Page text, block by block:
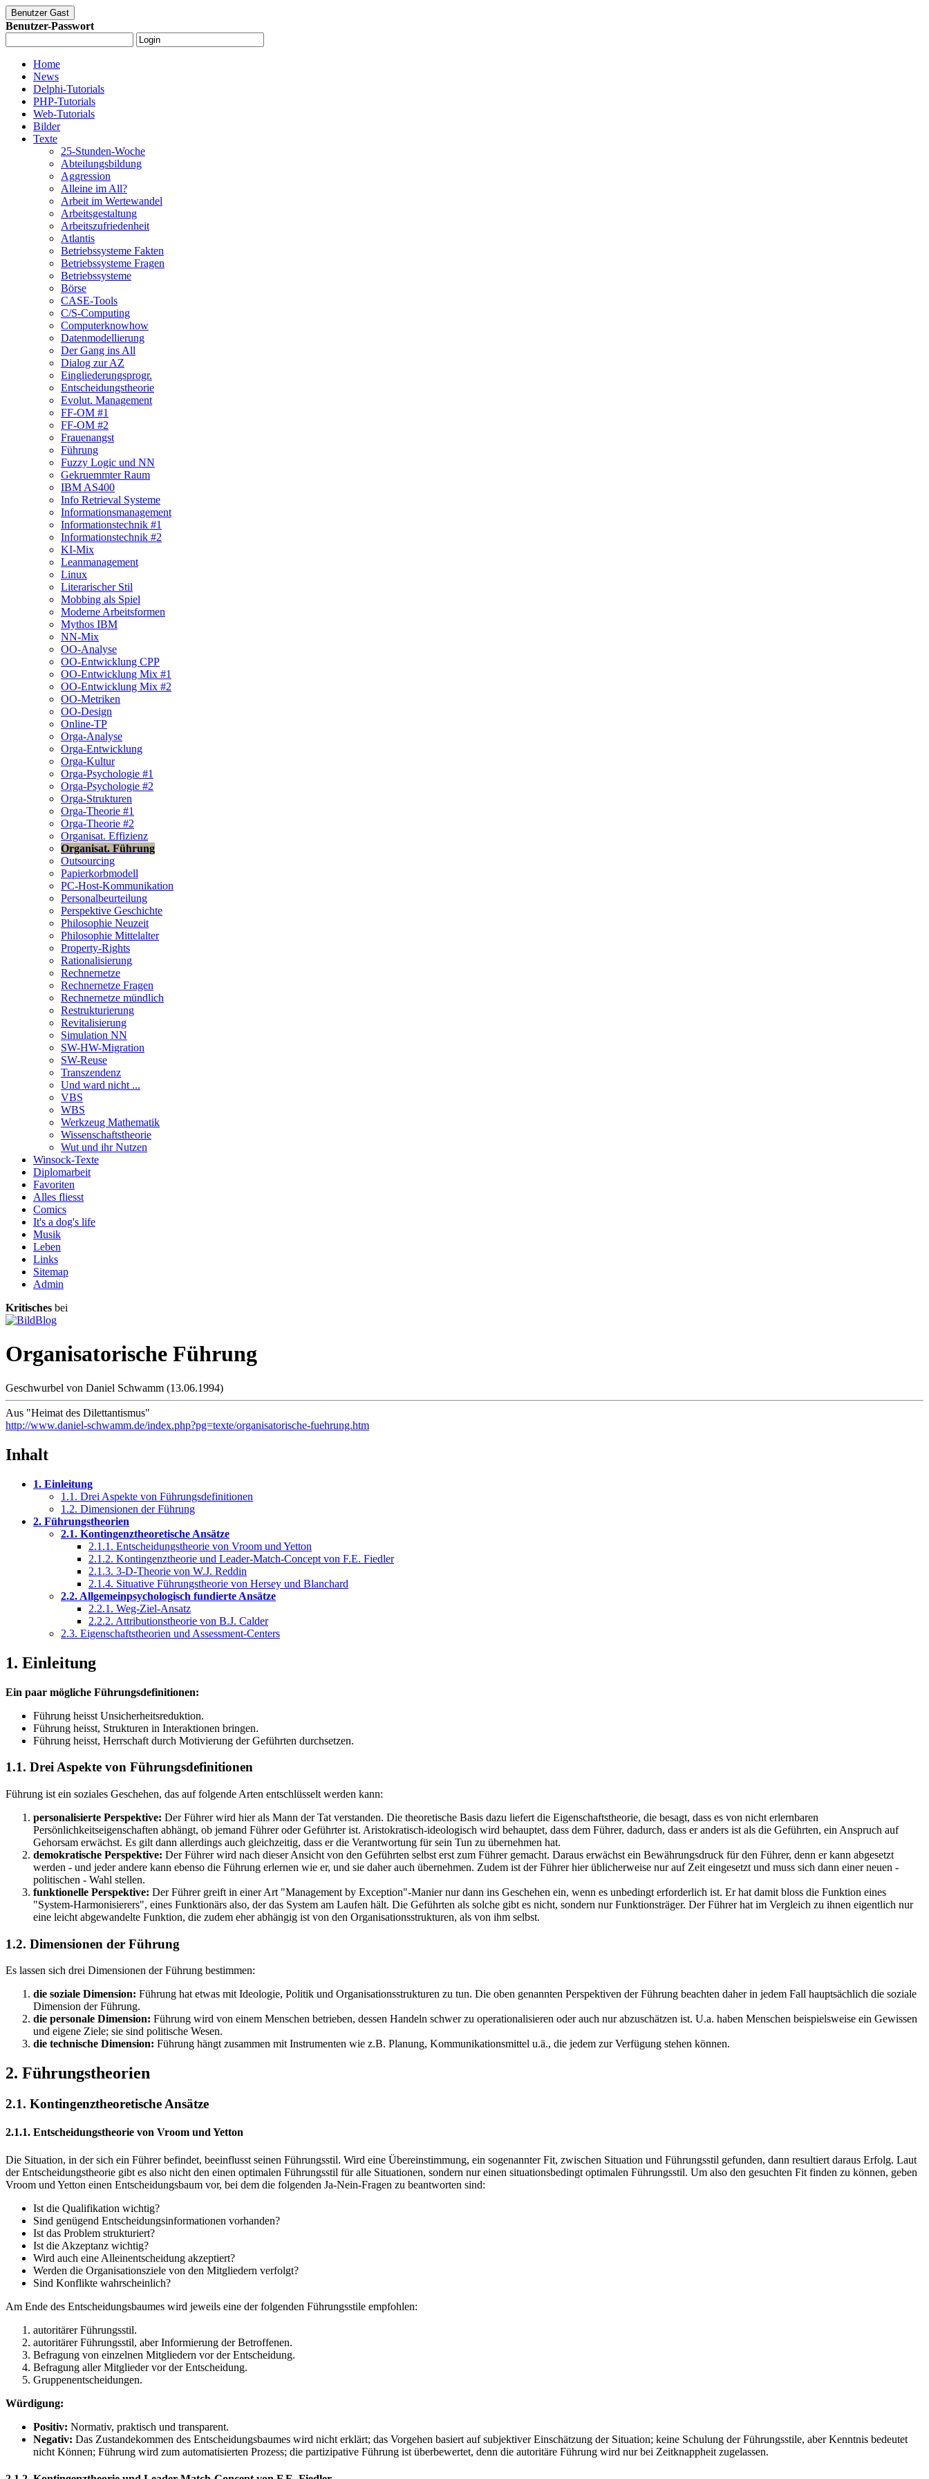
Benutzer-Passwort
Home
News
Delphi-Tutorials
PHP-Tutorials
Web-Tutorials
Bilder
Texte
25-Stunden-Woche
Abteilungsbildung
Aggression
Alleine im All?
Arbeit im Wertewandel
Arbeitsgestaltung
Arbeitszufriedenheit
Atlantis
Betriebssysteme Fakten
Betriebssysteme Fragen
Betriebssysteme
Börse
CASE-Tools
C/S-Computing
Computerknowhow
Datenmodellierung
Der Gang ins All
Dialog zur AZ
Eingliederungsprogr.
Entscheidungstheorie
Evolut. Management
FF-OM #1
FF-OM #2
Frauenangst
Führung
Fuzzy Logic und NN
Gekruemmter Raum
IBM AS400
Info Retrieval Systeme
Informationsmanagement
Informationstechnik #1
Informationstechnik #2
KI-Mix
Leanmanagement
Linux
Literarischer Stil
Mobbing als Spiel
Moderne Arbeitsformen
Mythos IBM
NN-Mix
OO-Analyse
OO-Entwicklung CPP
OO-Entwicklung Mix #1
OO-Entwicklung Mix #2
OO-Metriken
OO-Design
Online-TP
Orga-Analyse
Orga-Entwicklung
Orga-Kultur
Orga-Psychologie #1
Orga-Psychologie #2
Orga-Strukturen
Orga-Theorie #1
Orga-Theorie #2
Organisat. Effizienz
Organisat. Führung
Outsourcing
Papierkorbmodell
PC-Host-Kommunikation
Personalbeurteilung
Perspektive Geschichte
Philosophie Neuzeit
Philosophie Mittelalter
Property-Rights
Rationalisierung
Rechnernetze
Rechnernetze Fragen
Rechnernetze mündlich
Restrukturierung
Revitalisierung
Simulation NN
SW-HW-Migration
SW-Reuse
Transzendenz
Und ward nicht ...
VBS
WBS
Werkzeug Mathematik
Wissenschaftstheorie
Wut und ihr Nutzen
Winsock-Texte
Diplomarbeit
Favoriten
Alles fliesst
Comics
It's a dog's life
Musik
Leben
Links
Sitemap
Admin
Kritisches bei
Organisatorische Führung
Geschwurbel von Daniel Schwamm (13.06.1994)
Aus "Heimat des Dilettantismus"
http://www.daniel-schwamm.de/index.php?pg=texte/organisatorische-fuehrung.htm
Inhalt
1. Einleitung
1.1. Drei Aspekte von Führungsdefinitionen
1.2. Dimensionen der Führung
2. Führungstheorien
2.1. Kontingenztheoretische Ansätze
2.1.1. Entscheidungstheorie von Vroom und Yetton
2.1.2. Kontingenztheorie und Leader-Match-Concept von F.E. Fiedler
2.1.3. 3-D-Theorie von W.J. Reddin
2.1.4. Situative Führungstheorie von Hersey und Blanchard
2.2. Allgemeinpsychologisch fundierte Ansätze
2.2.1. Weg-Ziel-Ansatz
2.2.2. Attributionstheorie von B.J. Calder
2.3. Eigenschaftstheorien und Assessment-Centers
1. Einleitung
Ein paar mögliche Führungsdefinitionen:
Führung heisst Unsicherheitsreduktion.
Führung heisst, Strukturen in Interaktionen bringen.
Führung heisst, Herrschaft durch Motivierung der Geführten durchsetzen.
1.1. Drei Aspekte von Führungsdefinitionen
Führung ist ein soziales Geschehen, das auf folgende Arten entschlüsselt werden kann:
personalisierte Perspektive: Der Führer wird hier als Mann der Tat verstanden. Die theoretische Basis dazu liefert die Eigenschaftstheorie, die besagt, dass es von nicht erlernbaren
Persönlichkeitseigenschaften abhängt, ob jemand Führer oder Geführter ist. Aristokratisch-ideologisch wird behauptet, dass dem Führer, dadurch, dass er anders ist als die Geführten, ein Anspruch auf
Gehorsam erwächst. Es gilt dann allerdings auch gleichzeitig, dass er die Verantwortung für sein Tun zu übernehmen hat.
demokratische Perspektive: Der Führer wird nach dieser Ansicht von den Geführten selbst erst zum Führer gemacht. Daraus erwächst ein Bewährungsdruck für den Führer, denn er kann abgesetzt
werden - und jeder andere kann ebenso die Führung erlernen wie er, und sie daher auch übernehmen. Zudem ist der Führer hier üblicherweise nur auf Zeit eingesetzt und muss sich dann einer neuen -
politischen - Wahl stellen.
funktionelle Perspektive: Der Führer greift in einer Art "Management by Exception"-Manier nur dann ins Geschehen ein, wenn es unbedingt erforderlich ist. Er hat damit bloss die Funktion eines
"System-Harmonisierers", eines Funktionärs also, der das System am Laufen hält. Die Geführten als solche gibt es nicht, sondern nur Funktionsträger. Der Führer hat im Vergleich zu ihnen eigentlich nur
eine leicht abgewandelte Funktion, die zudem eher abhängig ist von den Organisationsstrukturen, als von ihm selbst.
1.2. Dimensionen der Führung
Es lassen sich drei Dimensionen der Führung bestimmen:
die soziale Dimension: Führung hat etwas mit Ideologie, Politik und Organisationsstrukturen zu tun. Die oben genannten Perspektiven der Führung beachten daher in jedem Fall hauptsächlich die soziale
Dimension der Führung.
die personale Dimension: Führung wird von einem Menschen betrieben, dessen Handeln schwer zu operationalisieren oder auch nur abzuschätzen ist. U.a. haben Menschen beispielsweise ein Gewissen
und eigene Ziele; sie sind politische Wesen.
die technische Dimension: Führung hängt zusammen mit Instrumenten wie z.B. Planung, Kommunikationsmittel u.ä., die jedem zur Verfügung stehen können.
2. Führungstheorien
2.1. Kontingenztheoretische Ansätze
2.1.1. Entscheidungstheorie von Vroom und Yetton
Die Situation, in der sich ein Führer befindet, beeinflusst seinen Führungsstil. Wird eine Übereinstimmung, ein sogenannter Fit, zwischen Situation und Führungsstil gefunden, dann resultiert daraus Erfolg. Laut
der Entscheidungstheorie gibt es also nicht den einen optimalen Führungsstil für alle Situationen, sondern nur einen situationsbedingt optimalen Führungsstil. Um also den gesuchten Fit finden zu können, geben
Vroom und Yetton einen Entscheidungsbaum vor, bei dem die folgenden Ja-Nein-Fragen zu beantworten sind:
Ist die Qualifikation wichtig?
Sind genügend Entscheidungsinformationen vorhanden?
Ist das Problem strukturiert?
Ist die Akzeptanz wichtig?
Wird auch eine Alleinentscheidung akzeptiert?
Werden die Organisationsziele von den Mitgliedern verfolgt?
Sind Konflikte wahrscheinlich?
Am Ende des Entscheidungsbaumes wird jeweils eine der folgenden Führungsstile empfohlen:
autoritärer Führungsstil.
autoritärer Führungsstil, aber Informierung der Betroffenen.
Befragung von einzelnen Mitgliedern vor der Entscheidung.
Befragung aller Mitglieder vor der Entscheidung.
Gruppenentscheidungen.
Würdigung:
Positiv: Normativ, praktisch und transparent.
Negativ: Das Zustandekommen des Entscheidungsbaumes wird nicht erklärt; das Vorgehen basiert auf subjektiver Einschätzung der Situation; keine Schulung der Führungsstile, aber Kenntnis bedeutet
nicht Können; Führung wird zum automatisierten Prozess; die partizipative Führung ist überbewertet, denn die autoritäre Führung wird nur bei Zeitknappheit zugelassen.